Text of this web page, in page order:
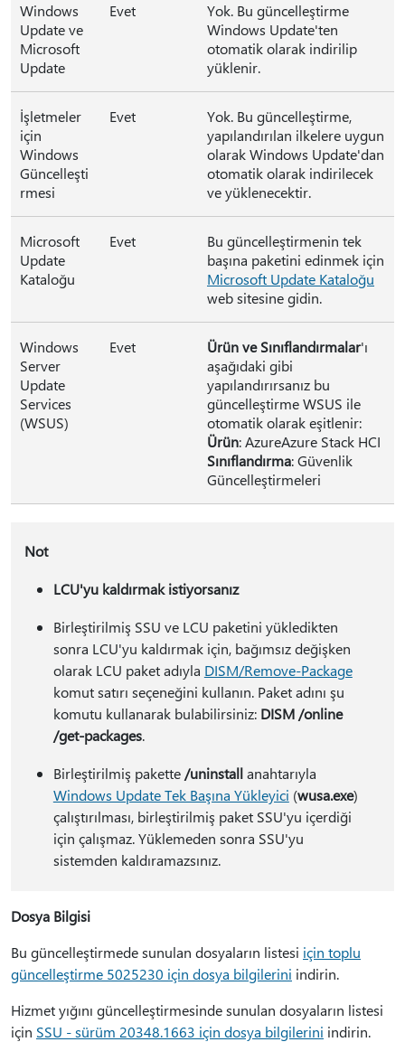
Windows
Update ve
Microsoft
Update
Evet
Yok. Bu güncelleştirme
Windows Update'ten
otomatik olarak indirilip
yüklenir.
İşletmeler
için
Windows
Güncelleşti
rmesi
Evet
Yok. Bu güncelleştirme,
yapılandırılan ilkelere uygun
olarak Windows Update'dan
otomatik olarak indirilecek
ve yüklenecektir.
Microsoft
Update
Kataloğu
Evet
Bu güncelleştirmenin tek
başına paketini edinmek için
Microsoft Update Kataloğu
web sitesine gidin.
Windows
Server
Update
Services
(WSUS)
Evet Ürün ve Sınıflandırmalar'ı
aşağıdaki gibi
yapılandırırsanız bu
güncelleştirme WSUS ile
otomatik olarak eşitlenir:
Ürün: AzureAzure Stack HCI
Sınıflandırma: Güvenlik
Güncelleştirmeleri
Not
LCU'yu kaldırmak istiyorsanız
Birleştirilmiş SSU ve LCU paketini yükledikten
sonra LCU'yu kaldırmak için, bağımsız değişken
olarak LCU paket adıyla DISM/Remove-Package
komut satırı seçeneğini kullanın. Paket adını şu
komutu kullanarak bulabilirsiniz: DISM /online
/get-packages.
Birleştirilmiş pakette /uninstallanahtarıyla
Windows Update Tek Başına Yükleyici (wusa.exe)
çalıştırılması, birleştirilmiş paket SSU'yu içerdiği
için çalışmaz. Yüklemeden sonra SSU'yu
sistemden kaldıramazsınız.
Dosya Bilgisi
Bu güncelleştirmede sunulan dosyaların listesi için toplu
güncelleştirme 5025230 için dosya bilgilerini indirin.
Hizmet yığını güncelleştirmesinde sunulan dosyaların listesi
için SSU - sürüm 20348.1663 için dosya bilgilerini indirin.